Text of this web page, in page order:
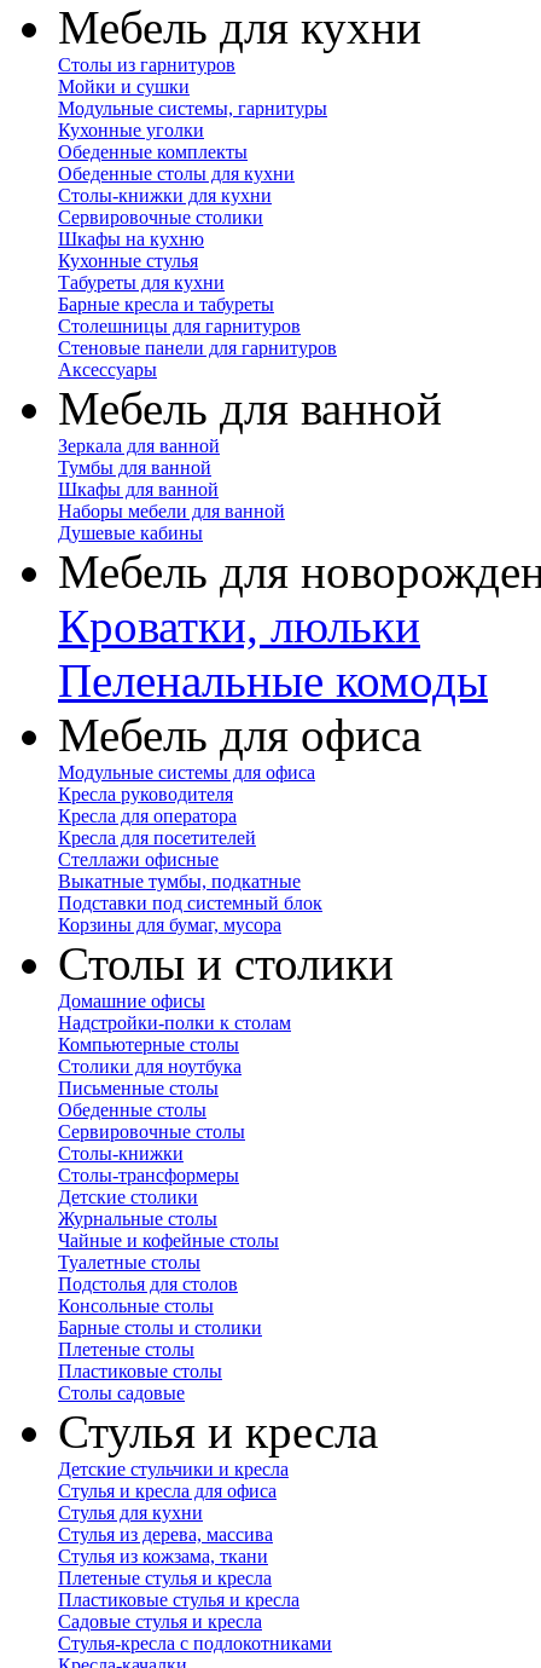
Мебель для кухни
Столы из гарнитуров
Мойки и сушки
Модульные системы, гарнитуры
Кухонные уголки
Обеденные комплекты
Обеденные столы для кухни
Столы-книжки для кухни
Сервировочные столики
Шкафы на кухню
Кухонные стулья
Табуреты для кухни
Барные кресла и табуреты
Столешницы для гарнитуров
Стеновые панели для гарнитуров
Аксессуары
Мебель для ванной
Зеркала для ванной
Тумбы для ванной
Шкафы для ванной
Наборы мебели для ванной
Душевые кабины
Мебель для
Кроватки, люльки
Пеленальные комоды
Мебель для офиса
Модульные системы для офиса
Кресла руководителя
Кресла для оператора
Кресла для посетителей
Стеллажи офисные
Выкатные тумбы, подкатные
Подставки под системный блок
Корзины для бумаг, мусора
Столы и столики
Домашние офисы
Надстройки-полки к столам
Компьютерные столы
Столики для ноутбука
Письменные столы
Обеденные столы
Сервировочные столы
Столы-книжки
Столы-трансформеры
Детские столики
Журнальные столы
Чайные и кофейные столы
Туалетные столы
Подстолья для столов
Консольные столы
Барные столы и столики
Плетеные столы
Пластиковые столы
Столы садовые
Стулья и кресла
Детские стульчики и кресла
Стулья и кресла для офиса
Стулья для кухни
Стулья из дерева, массива
Стулья из кожзама, ткани
Плетеные стулья и кресла
Пластиковые стулья и кресла
Садовые стулья и кресла
Стулья-кресла с подлокотниками